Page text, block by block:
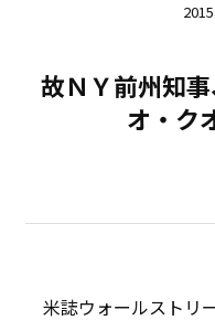
故ＮＹ前州知
オ・ク
米誌ウォールストリ